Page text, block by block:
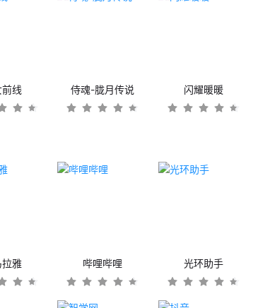
线 侍魂-胧月传说 闪耀暖暖
雅 哔哩哔哩 光环助手